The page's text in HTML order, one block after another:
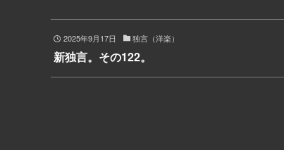
2025年9月17日 独言（洋楽）
新独言。その122。